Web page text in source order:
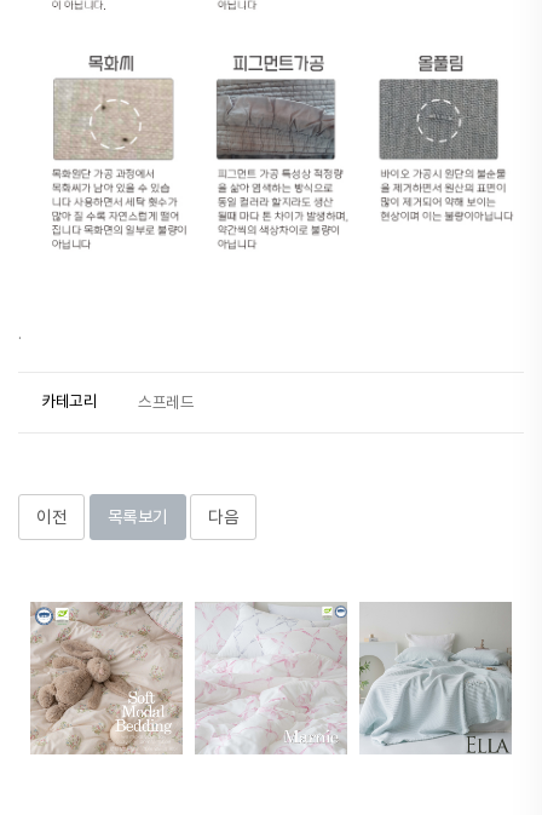
.
카테고리 스프레드
이전 목록보기 다음